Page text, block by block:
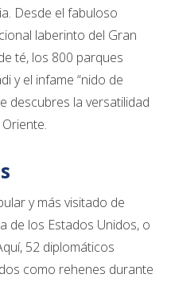
Desde el fabuloso
laberinto del Gran
té, los 800 parques
y el infame “nido de
descubres la versatilidad
y más visitado de
de los Estados Unidos, o
52 diplomáticos
como rehenes durante